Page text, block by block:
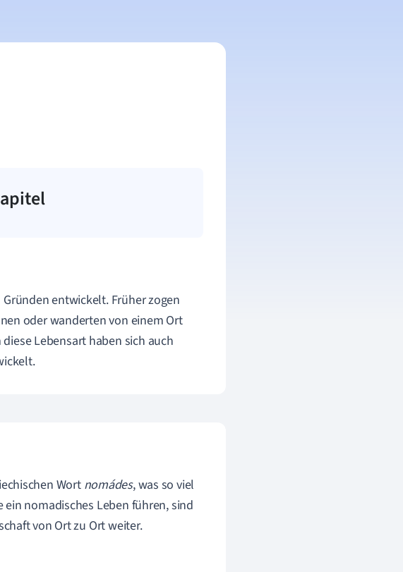
entwickelt. Früher zogen
oder wanderten von einem Ort
Lebensart haben sich auch
Wortnomádes, was so viel
ein nomadisches Leben führen, sind
von Ort zu Ort weiter.